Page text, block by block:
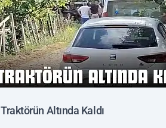
Traktörün Altında Kaldı